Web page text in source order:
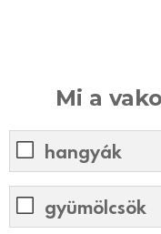
Mi a
hangyák
gyümölcsök